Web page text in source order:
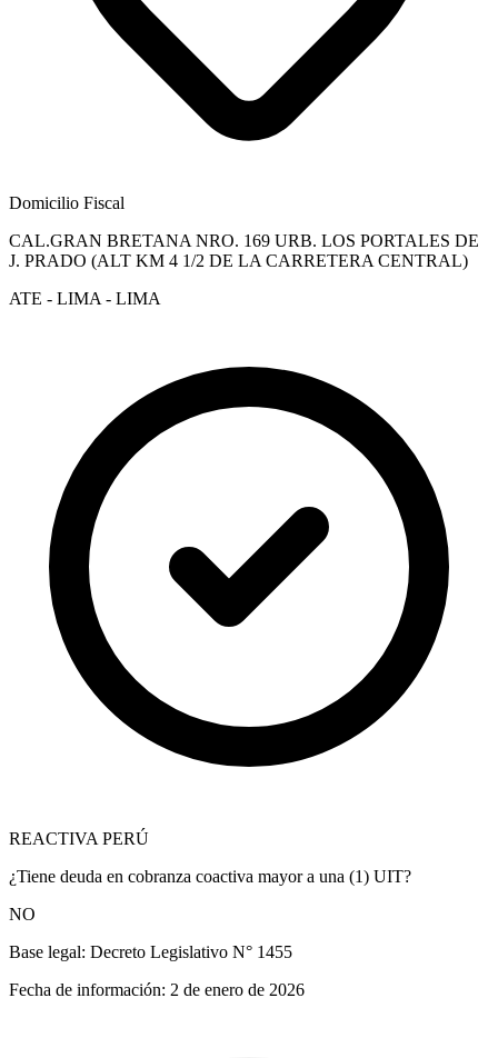
Domicilio Fiscal
CAL.GRAN BRETANA NRO. 169 URB. LOS PORTALES DE
J. PRADO (ALT KM 4 1/2 DE LA CARRETERA CENTRAL)
ATE - LIMA - LIMA
REACTIVA PERÚ
¿Tiene deuda en cobranza coactiva mayor a una (1) UIT?
NO
Base legal: Decreto Legislativo N° 1455
Fecha de información: 2 de enero de 2026